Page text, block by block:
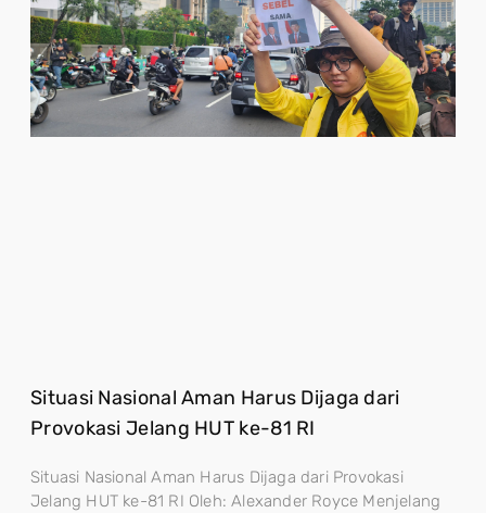
Situasi Nasional Aman Harus Dijaga dari
Provokasi Jelang HUT ke-81 RI
Situasi Nasional Aman Harus Dijaga dari Provokasi
Jelang HUT ke-81 RI Oleh: Alexander Royce Menjelang